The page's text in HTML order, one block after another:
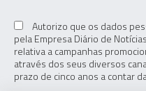
Autorizo que os dados
pela Empresa Diário de
relativa a campanhas
através dos seus diversos
prazo de cinco anos a contar